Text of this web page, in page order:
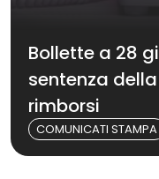
Bollette a 28
sentenza
rimborsi
COMUNICATI STAMPA